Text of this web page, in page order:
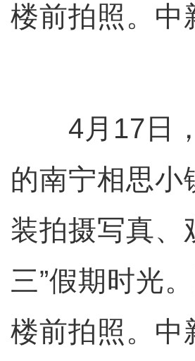
楼前拍照。中
4月17日，
的南宁相思小
装拍摄写真、
三”假期时光
楼前拍照。中